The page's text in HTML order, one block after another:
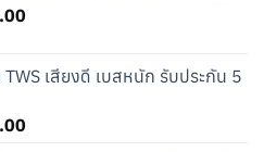
Current
฿140.00.
TWS เสียงดี เบสหนัก รับประกัน 5
Current